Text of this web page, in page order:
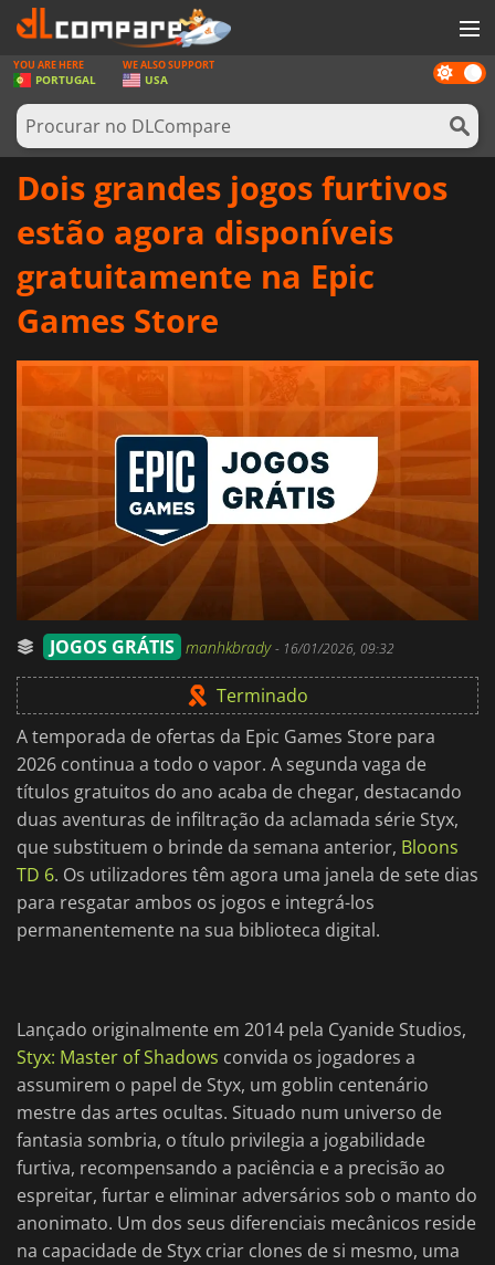
JOGOS
GAME CARDS
SOFTWARE
NOTÍCIAS
Dark
mode
YOU ARE HERE
PORTUGAL
WE ALSO SUPPORT
USA
Dois grandes jogos furtivos
estão agora disponíveis
gratuitamente na Epic
Games Store
JOGOS GRÁTIS manhkbrady- 16/01/2026, 09:32
Terminado
A temporada de ofertas da Epic Games Store para
2026 continua a todo o vapor. A segunda vaga de
títulos gratuitos do ano acaba de chegar, destacando
duas aventuras de infiltração da aclamada série Styx,
que substituem o brinde da semana anterior, Bloons
TD 6. Os utilizadores têm agora uma janela de sete dias
para resgatar ambos os jogos e integrá-los
permanentemente na sua biblioteca digital.
Lançado originalmente em 2014 pela Cyanide Studios,
Styx: Master of Shadows convida os jogadores a
assumirem o papel de Styx, um goblin centenário
mestre das artes ocultas. Situado num universo de
fantasia sombria, o título privilegia a jogabilidade
furtiva, recompensando a paciência e a precisão ao
espreitar, furtar e eliminar adversários sob o manto do
anonimato. Um dos seus diferenciais mecânicos reside
na capacidade de Styx criar clones de si mesmo, uma